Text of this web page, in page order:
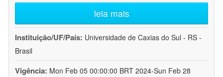
leia mais
Instituição/UF/País: Universidade de Caxias do Sul - RS -
Brasil
Vigência: Mon Feb 05 00:00:00 BRT 2024-Sun Feb 28